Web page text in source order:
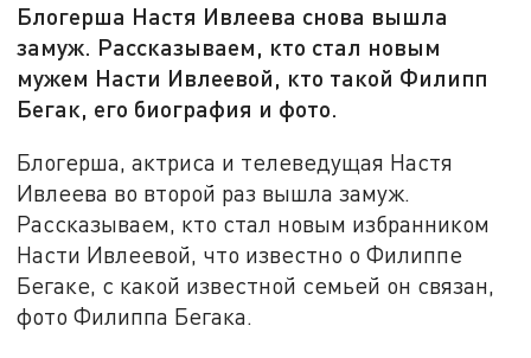
Блогерша Настя Ивлеева снова вышла
замуж. Рассказываем, кто стал новым
мужем Насти Ивлеевой, кто такой Филипп
Бегак, его биография и фото.
Блогерша, актриса и телеведущая Настя
Ивлеева во второй раз вышла замуж.
Рассказываем, кто стал новым избранником
Насти Ивлеевой, что известно о Филиппе
Бегаке, с какой известной семьей он связан,
фото Филиппа Бегака.